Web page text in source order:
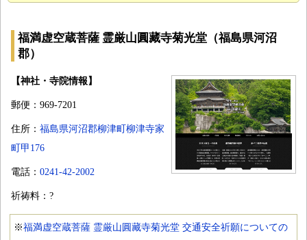
福満虚空蔵菩薩 霊厳山圓藏寺菊光堂（福島県河沼
郡）
【神社・寺院情報】
郵便：969-7201
住所： 福島県河沼郡柳津町柳津寺家
町甲176
電話： 0241-42-2002
祈祷料：?
※福満虚空蔵菩薩 霊厳山圓藏寺菊光堂 交通安全祈願についての